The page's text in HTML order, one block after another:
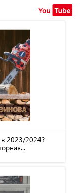
2023/2024?